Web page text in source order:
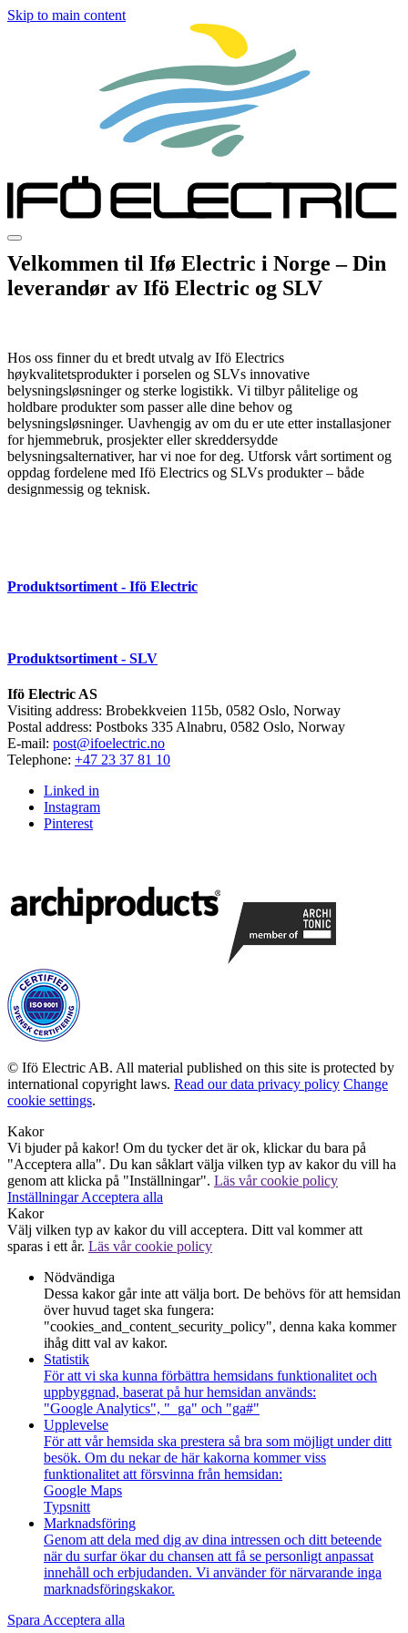
Skip to main content
Velkommen til Ifø Electric i Norge – Din
leverandør av Ifö Electric og SLV
Hos oss finner du et bredt utvalg av Ifö Electrics
høykvalitetsprodukter i porselen og SLVs innovative
belysningsløsninger og sterke logistikk. Vi tilbyr pålitelige og
holdbare produkter som passer alle dine behov og
belysningsløsninger. Uavhengig av om du er ute etter installasjoner
for hjemmebruk, prosjekter eller skreddersydde
belysningsalternativer, har vi noe for deg. Utforsk vårt sortiment og
oppdag fordelene med Ifö Electrics og SLVs produkter – både
designmessig og teknisk.
Produktsortiment - Ifö Electric
Produktsortiment - SLV
Ifö Electric AS
Visiting address: Brobekkveien 115b, 0582 Oslo, Norway
Postal address: Postboks 335 Alnabru, 0582 Oslo, Norway
E-mail: post@ifoelectric.no
Telephone: +47 23 37 81 10
Linked in
Instagram
Pinterest
© Ifö Electric AB. All material published on this site is protected by
international copyright laws. Read our data privacy policy Change
cookie settings.
Kakor
Vi bjuder på kakor! Om du tycker det är ok, klickar du bara på
"Acceptera alla". Du kan såklart välja vilken typ av kakor du vill ha
genom att klicka på "Inställningar". Läs vår cookie policy
InställningarAcceptera alla
Kakor
Välj vilken typ av kakor du vill acceptera. Ditt val kommer att
sparas i ett år. Läs vår cookie policy
Nödvändiga
Dessa kakor går inte att välja bort. De behövs för att hemsidan
över huvud taget ska fungera:
"cookies_and_content_security_policy", denna kaka kommer
ihåg ditt val av kakor.
Statistik
För att vi ska kunna förbättra hemsidans funktionalitet och
uppbyggnad, baserat på hur hemsidan används:
"Google Analytics", "_ga" och "ga#"
Upplevelse
För att vår hemsida ska prestera så bra som möjligt under ditt
besök. Om du nekar de här kakorna kommer viss
funktionalitet att försvinna från hemsidan:
Google Maps
Typsnitt
Marknadsföring
Genom att dela med dig av dina intressen och ditt beteende
när du surfar ökar du chansen att få se personligt anpassat
innehåll och erbjudanden. Vi använder för närvarande inga
marknadsföringskakor.
Spara Acceptera alla